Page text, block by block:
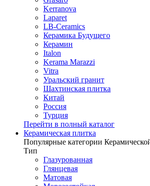
Kerranova
Laparet
LB-Ceramics
Керамика Будущего
Керамин
Italon
Kerama Marazzi
Vitra
Уральский гранит
Шахтинская плитка
Китай
Россия
Турция
Перейти в полный каталог
Керамическая плитка
Популярные категории
Тип
Глазурованная
Глянцевая
Матовая